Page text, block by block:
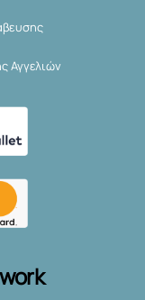
Αγγελιών